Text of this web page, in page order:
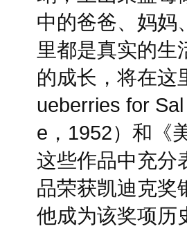
中的爸爸、妈妈
里都是真实的生
的成长，将在这
ueberries for
e，1952）和《
这些作品中充分
品荣获凯迪克奖
他成为该奖项历